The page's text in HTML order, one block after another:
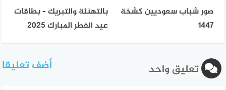
صور شباب سعوديين كشخة
1447
بالتهنئة والتبريك – بطاقات
عيد الفطر المبارك 2025
تعليق واحد أضف تعليقا